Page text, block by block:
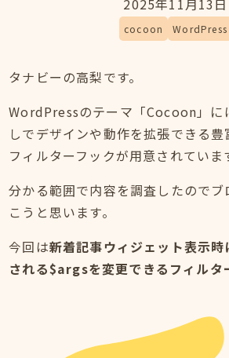
2025年11月13日
cocoon WordPress
タナビーの高梨です。
WordPressのテーマ「Cocoon」に
しでデザインや動作を拡張できる豊
フィルターフックが用意されていま
分かる範囲で内容を調査したので
こうと思います。
今回は新着記事ウィジェット表示
される$argsを変更できるフィルタ